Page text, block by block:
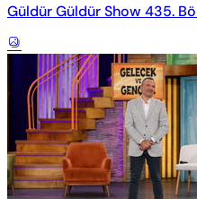
Güldür Güldür Show 435.